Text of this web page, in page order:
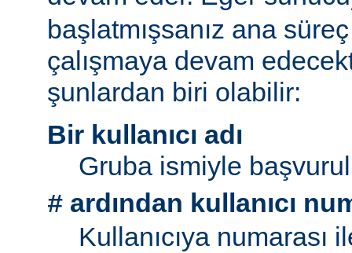
başlatmışsanız ana
çalışmaya devam
şunlardan biri olabilir:
Bir kullanıcı adı
Gruba ismiyle
# ardından kullanıcı
Kullanıcıya numarası